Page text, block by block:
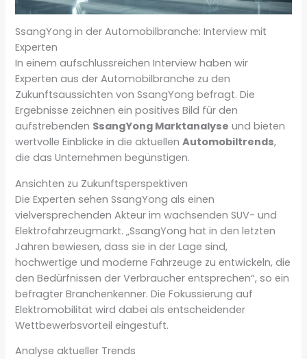
SsangYong in der Automobilbranche: Interview mit
Experten
In einem aufschlussreichen Interview haben wir
Experten aus der Automobilbranche zu den
Zukunftsaussichten von SsangYong befragt. Die
Ergebnisse zeichnen ein positives Bild für den
aufstrebenden SsangYong Marktanalyse und bieten
wertvolle Einblicke in die aktuellenAutomobiltrends,
die das Unternehmen begünstigen.
Ansichten zu Zukunftsperspektiven
Die Experten sehen SsangYong als einen
vielversprechenden Akteur im wachsenden SUV- und
Elektrofahrzeugmarkt. „SsangYong hat in den letzten
Jahren bewiesen, dass sie in der Lage sind,
hochwertige und moderne Fahrzeuge zu entwickeln, die
den Bedürfnissen der Verbraucher entsprechen“, so ein
befragter Branchenkenner. Die Fokussierung auf
Elektromobilität wird dabei als entscheidender
Wettbewerbsvorteil eingestuft.
Analyse aktueller Trends